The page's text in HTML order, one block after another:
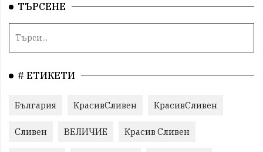
ТЪРСЕНЕ
# ЕТИКЕТИ
България КрасивСливен КрасивСливен
Сливен ВЕЛИЧИЕ Красив Сливен